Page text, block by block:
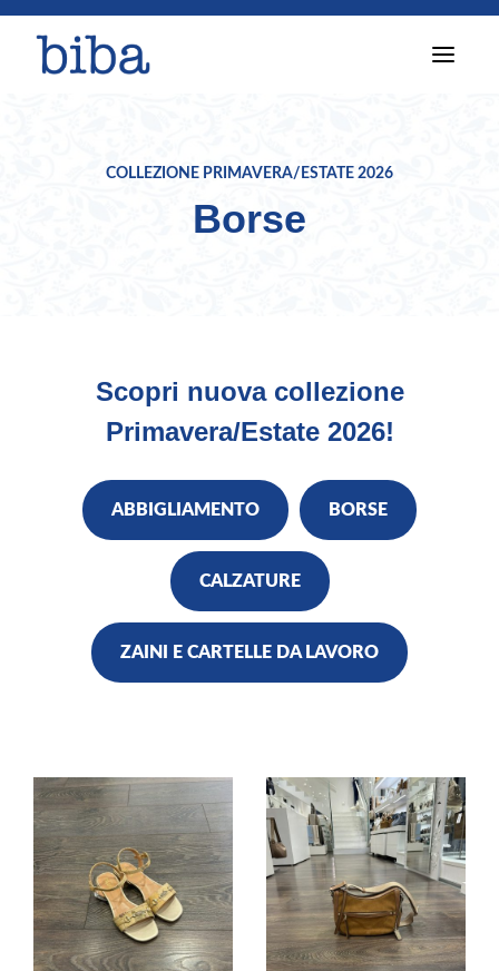
T
COLLEZIONE PRIMAVERA/ESTATE 2026
Borse
Scopri nuova collezione
Primavera/Estate 2026!
ABBIGLIAMENTO BORSE
CALZATURE
ZAINI E CARTELLE DA LAVORO